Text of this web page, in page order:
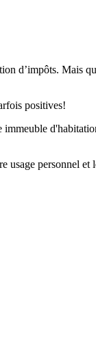
d’impôts. Mais
positives!
immeuble
usage personnel et